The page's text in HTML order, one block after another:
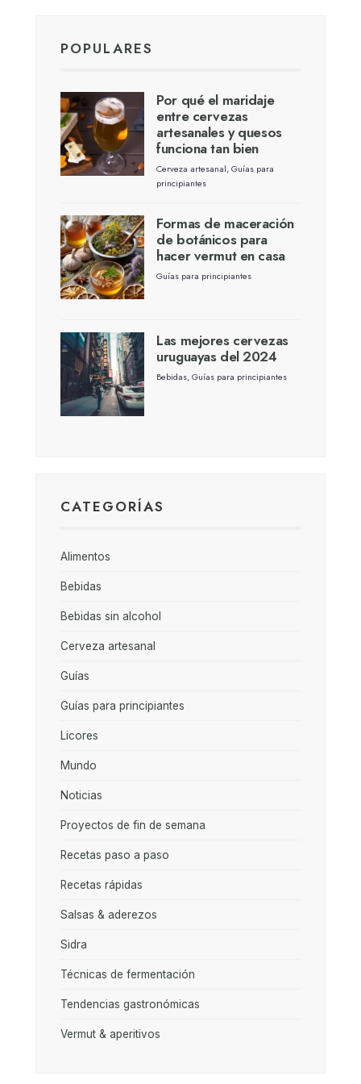
interesting from these lists...
POPULARES
Por qué el maridaje
entre cervezas
artesanales y quesos
funciona tan bien
Cerveza artesanal,Guías para
principiantes
Formas de maceración
de botánicos para
hacer vermut en casa
Guías para principiantes
Las mejores cervezas
uruguayas del 2024
Bebidas,Guías para principiantes
CATEGORÍAS
Alimentos
Bebidas
Bebidas sin alcohol
Cerveza artesanal
Guías
Guías para principiantes
Licores
Mundo
Noticias
Proyectos de fin de semana
Recetas paso a paso
Recetas rápidas
Salsas & aderezos
Sidra
Técnicas de fermentación
Tendencias gastronómicas
Vermut & aperitivos